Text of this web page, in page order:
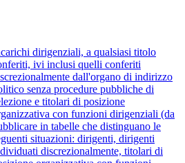
dirigenziali, a qualsiasi titolo
ivi inclusi quelli conferiti
dall'organo di indirizzo
senza procedure pubbliche di
e titolari di posizione
con funzioni dirigenziali (da
in tabelle che distinguano le
situazioni: dirigenti, dirigenti
discrezionalmente, titolari di